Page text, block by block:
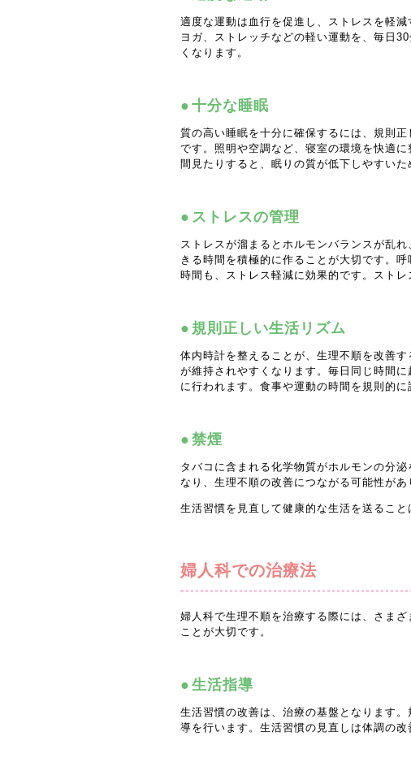
適度な運動は血行を促進し、ストレスを軽
ヨガ、ストレッチなどの軽い運動を、毎日
くなります。
十分な睡眠
質の高い睡眠を十分に確保するには、規則
です。照明や空調など、寝室の環境を快適
間見たりすると、眠りの質が低下しやすいた
ストレスの管理
ストレスが溜まるとホルモンバランスが乱
きる時間を積極的に作ることが大切です。
時間も、ストレス軽減に効果的です。スト
規則正しい生活リズム
体内時計を整えることが、生理不順を改善
が維持されやすくなります。毎日同じ時間
に行われます。食事や運動の時間を規則的に
禁煙
タバコに含まれる化学物質がホルモンの分
なり、生理不順の改善につながる可能性が
生活習慣を見直して健康的な生活を送るこ
婦人科での治療法
婦人科で生理不順を治療する際には、さま
ことが大切です。
生活指導
生活習慣の改善は、治療の基盤となります
導を行います。生活習慣の見直しは体調の